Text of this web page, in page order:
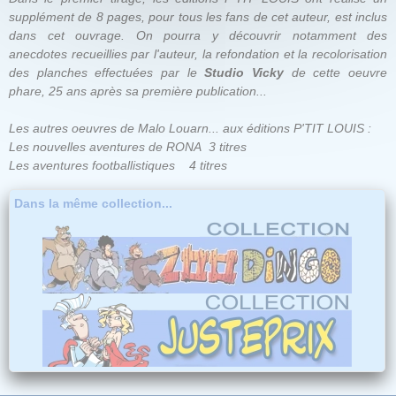
supplément de 8 pages, pour tous les fans de cet auteur, est inclus
dans cet ouvrage. On pourra y découvrir notamment des
anecdotes recueillies par l'auteur, la refondation et la recolorisation
des planches effectuées par leStudio Vicky de cette oeuvre
phare, 25 ans après sa première publication...
Les autres oeuvres de Malo Louarn... aux éditions P'TIT LOUIS :
Les nouvelles aventures de RONA 3 titres
Les aventures footballistiques 4 titres
Dans la même collection...